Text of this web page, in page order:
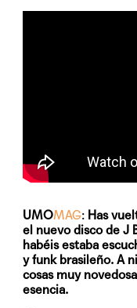
UMOMAG: Has
el nuevo disco de J
habéis estaba
y funk brasileño. A
cosas muy
esencia.